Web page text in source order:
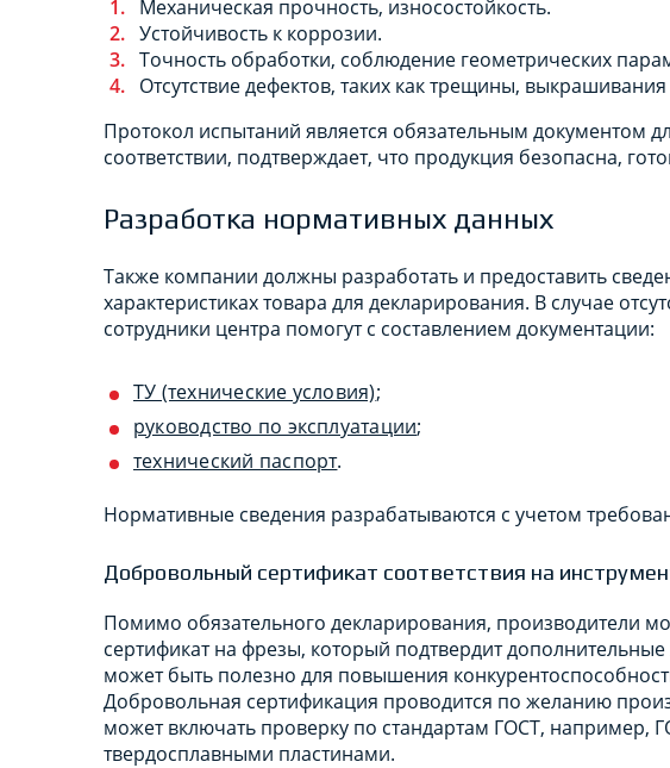
Механическая прочность, износостойкость.
Устойчивость к коррозии.
Точность обработки, соблюдение геометрических
Отсутствие дефектов, таких как трещины,
Протокол испытаний является обязательным документом
соответствии, подтверждает, что продукция безопасна,
Разработка нормативных данных
Также компании должны разработать и предоставить
характеристиках товара для декларирования. В случае
сотрудники центра помогут с составлением документации:
ТУ (технические условия);
руководство по эксплуатации;
технический паспорт.
Нормативные сведения разрабатываются с учетом
Добровольный сертификат соответствия на
Помимо обязательного декларирования, производители
сертификат на фрезы, который подтвердит
может быть полезно для повышения
Добровольная сертификация проводится по желанию
может включать проверку по стандартам ГОСТ, например,
твердосплавными пластинами.